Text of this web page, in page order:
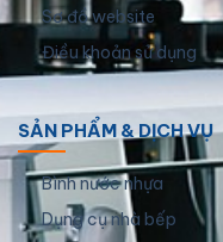
Sơ đồ website
Điều khoản sử dụng
SẢN PHẨM & DỊCH VỤ
Bình nước nhựa
Dụng cụ nhà bếp